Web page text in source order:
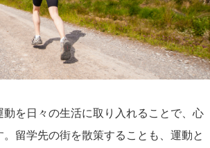
を日々の生活に取り入れることで、心
留学先の街を散策することも、運動と